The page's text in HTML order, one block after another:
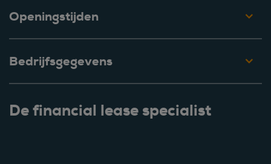
Openingstijden
Bedrijfsgegevens
De financial lease specialist